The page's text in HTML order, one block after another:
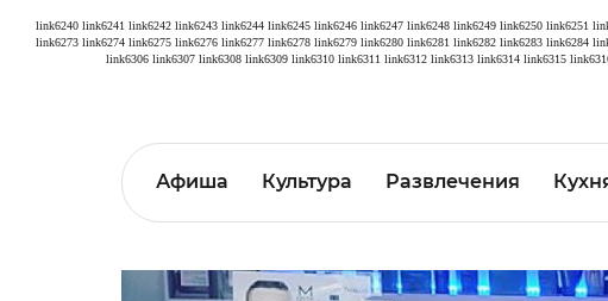
link6240 link6241 link6242 link6243 link6244 link6245 link6246 link6247 link6248 link6249 link6250 link6251
link6273 link6274 link6275 link6276 link6277 link6278 link6279 link6280 link6281 link6282 link6283 link6284
link6306 link6307 link6308 link6309 link6310 link6311 link6312 link6313 link6314 link6315
Афиша Культура Развлечения